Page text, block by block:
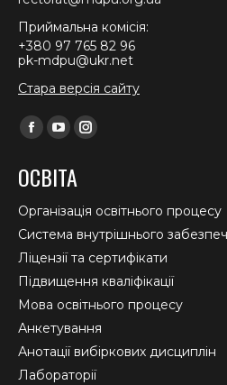
Приймальна комісія:
+380 97 765 82 96
pk-mdpu@ukr.net
Стара версія сайту
Find us on:
Facebook
opens
in
new
window
YouTube
opens
in
new
window
Instagram
in
new
window
ОСВІТА
Організація освітнього процесу
Система внутрішнього
Ліцензії та сертифікати
Підвищення кваліфікації
Мова освітнього процесу
Анкетування
Анотації вибіркових дисциплін
Лабораторії